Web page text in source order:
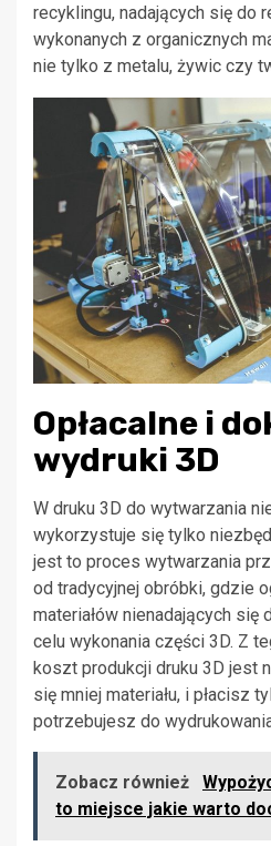
recyklingu, nadających się do
wykonanych z organicznych
nie tylko z metalu, żywic czy
Opłacalne i
wydruki 3D
W druku 3D do wytwarzania
wykorzystuje się tylko
jest to proces wytwarzania
od tradycyjnej obróbki, gdzie
materiałów nienadających się
celu wykonania części 3D. Z
koszt produkcji druku 3D jest
się mniej materiału, i płacisz
potrzebujesz do
Zobacz również
to miejsce jakie warto